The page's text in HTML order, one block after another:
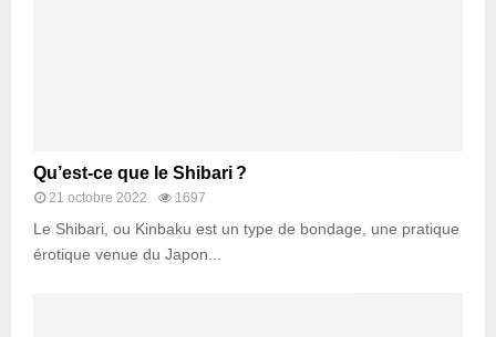
Qu’est-ce que le Shibari ?
21 octobre 2022 1697
Le Shibari, ou Kinbaku est un type de bondage, une pratique
érotique venue du Japon...